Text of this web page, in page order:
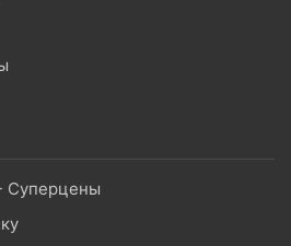
Суперцены